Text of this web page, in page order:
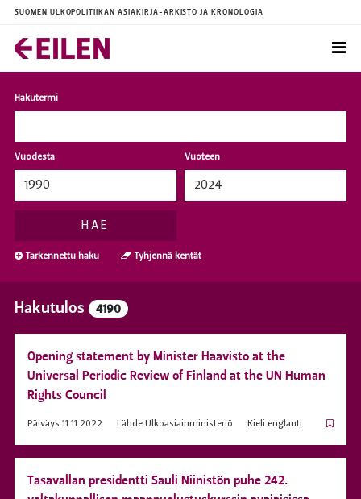
SUOMEN ULKOPOLITIIKAN ASIAKIRJA-ARKISTO JA KRONOLOGIA
Hakutermi
Vuodesta Vuoteen
HAE
Tarkennettu haku Tyhjennä kentät
Hakutulos 4190
Opening statement by Minister Haavisto at the
Universal Periodic Review of Finland at the UN Human
Rights Council
Päiväys 11.11.2022 LähdeUlkoasiainministeriö Kieli englanti
Tasavallan presidentti Sauli Niinistön puhe 242.